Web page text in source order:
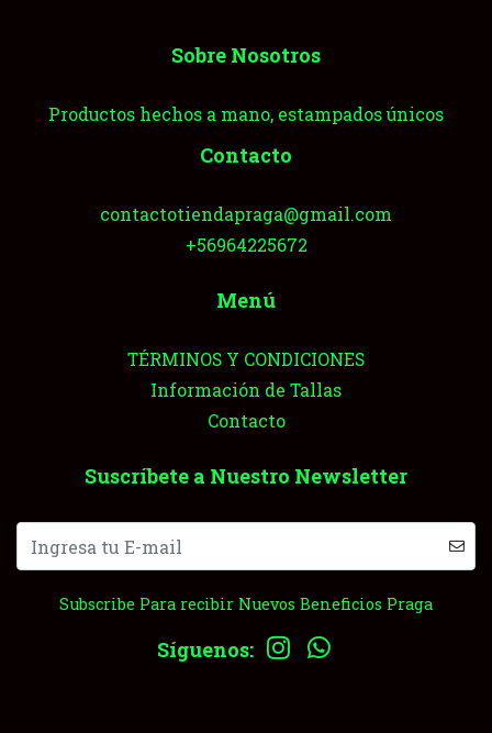
Sobre Nosotros
Productos hechos a mano, estampados únicos
Contacto
contactotiendapraga@gmail.com
+56964225672
Menú
TÉRMINOS Y CONDICIONES
Información de Tallas
Contacto
Suscríbete a Nuestro Newsletter
Subscribe Para recibir Nuevos Beneficios Praga
Síguenos: